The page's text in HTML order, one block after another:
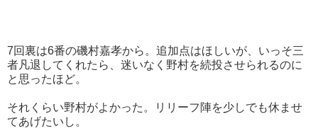
7回裏は6番の磯村嘉孝から。追加点はほしいが、いっそ三
者凡退してくれたら、迷いなく野村を続投させられるのに
と思ったほど。
それくらい野村がよかった。リリーフ陣を少しでも休ませ
てあげたいし。